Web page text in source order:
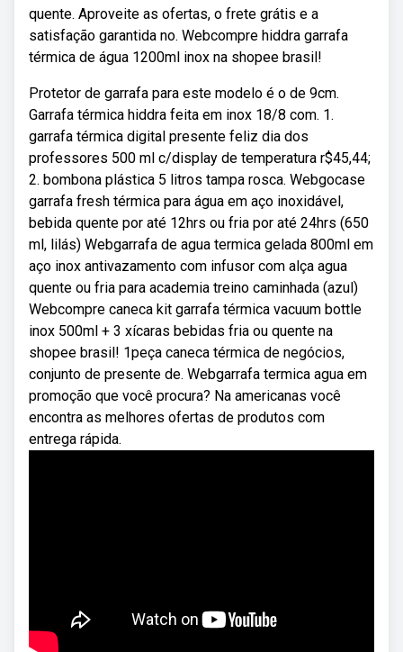
quente. Aproveite as ofertas, o frete grátis e a
satisfação garantida no. Webcompre hiddra garrafa
térmica de água 1200ml inox na shopee brasil!
Protetor de garrafa para este modelo é o de 9cm.
Garrafa térmica hiddra feita em inox 18/8 com. 1.
garrafa térmica digital presente feliz dia dos
professores 500 ml c/display de temperatura r$45,44;
2. bombona plástica 5 litros tampa rosca. Webgocase
garrafa fresh térmica para água em aço inoxidável,
bebida quente por até 12hrs ou fria por até 24hrs (650
ml, lilás) Webgarrafa de agua termica gelada 800ml em
aço inox antivazamento com infusor com alça agua
quente ou fria para academia treino caminhada (azul)
Webcompre caneca kit garrafa térmica vacuum bottle
inox 500ml + 3 xícaras bebidas fria ou quente na
shopee brasil! 1peça caneca térmica de negócios,
conjunto de presente de. Webgarrafa termica agua em
promoção que você procura? Na americanas você
encontra as melhores ofertas de produtos com
entrega rápida.